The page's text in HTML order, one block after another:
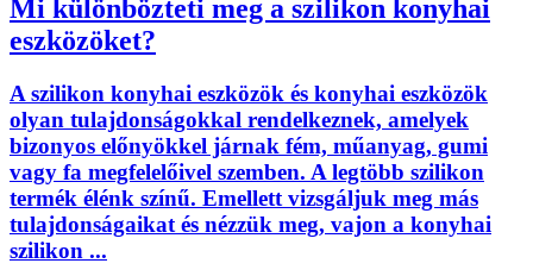
Mi különbözteti meg a szilikon konyhai
eszközöket?
A szilikon konyhai eszközök és konyhai eszközök
olyan tulajdonságokkal rendelkeznek, amelyek
bizonyos előnyökkel járnak fém, műanyag, gumi
vagy fa megfelelőivel szemben. A legtöbb szilikon
termék élénk színű. Emellett vizsgáljuk meg más
tulajdonságaikat és nézzük meg, vajon a konyhai
szilikon ...